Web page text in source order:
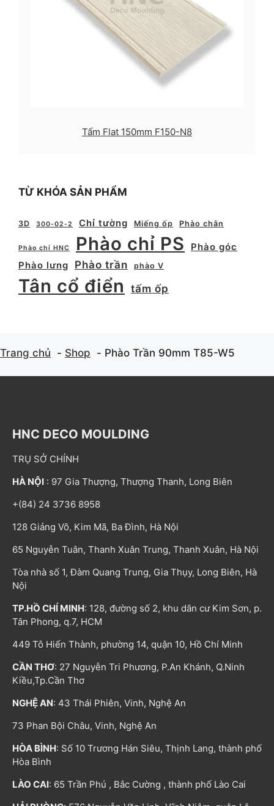
Tấm Flat 150mm F150-N8
TỪ KHÓA SẢN PHẨM
3D 300-02-2 Chỉ tường Miếng ốp Phào chân
Phào chỉ HNC Phào chỉ PS
Phào góc
Phào lưng
Phào trần phào V
Tân cổ điển tấm ốp
Trang chủ Shop Phào Trần 90mm T85-W5
HNC DECO MOULDING
TRỤ SỞ CHÍNH
HÀ NỘI : 97 Gia Thượng, Thượng Thanh, Long Biên
+(84) 24 3736 8958
128 Giảng Võ, Kim Mã, Ba Đình, Hà Nội
65 Nguyễn Tuân, Thanh Xuân Trung, Thanh Xuân, Hà Nội
Tòa nhà số 1, Đàm Quang Trung, Gia Thụy, Long Biên, Hà
Nội
TP.HỒ CHÍ MINH: 128, đường số 2, khu dân cư Kim Sơn, p.
Tân Phong, q.7, HCM
449 Tô Hiến Thành, phường 14, quận 10, Hồ Chí Minh
CẦN THƠ: 27 Nguyễn Tri Phương, P.An Khánh, Q.Ninh
Kiều,Tp.Cần Thơ
NGHỆ AN: 43 Thái Phiên, Vinh, Nghệ An
73 Phan Bội Châu, Vinh, Nghệ An
HÒA BÌNH: Số 10 Trương Hán Siêu, Thịnh Lang, thành phố
Hòa Bình
LÀO CAI: 65 Trần Phú , Bắc Cường , thành phố Lào Cai